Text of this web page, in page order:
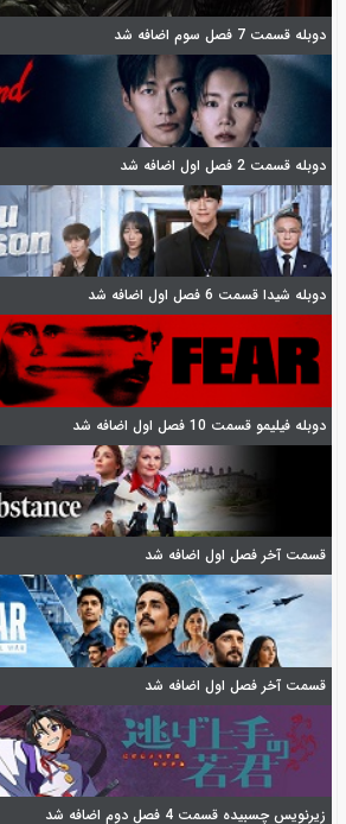
دوبله قسمت 7 فصل سوم اضافه شد
دوبله قسمت 2 فصل اول اضافه شد
دوبله شیدا قسمت 6 فصل اول اضافه شد
دوبله فیلیمو قسمت 10 فصل اول اضافه شد
قسمت آخر فصل اول اضافه شد
قسمت آخر فصل اول اضافه شد
زیرنویس چسبیده قسمت 4 فصل دوم اضافه شد